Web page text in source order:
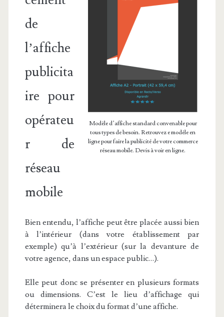
Modèle d’affiche standard convenable pour
tous types de besoin. Retrouvez e modèle en
ligne pour faire la publicité de votre commerce
réseau mobile. Devis à voir en ligne.
de
l’affiche
publicita
ire pour
opérateu
r de
réseau
mobile
Bien entendu, l’affiche peut être placée aussi bien
à l’intérieur (dans votre établissement par
exemple) qu’à l’extérieur (sur la devanture de
votre agence, dans un espace public…).
Elle peut donc se présenter en plusieurs formats
ou dimensions. C’est le lieu d’affichage qui
déterminera le choix du format d’une affiche.